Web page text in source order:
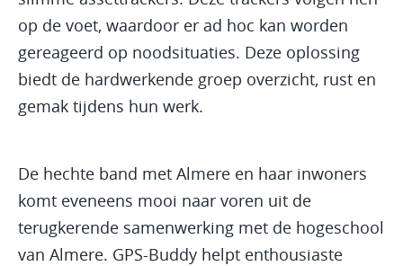
op de voet, waardoor er ad hoc kan worden
gereageerd op noodsituaties. Deze oplossing
biedt de hardwerkende groep overzicht, rust en
gemak tijdens hun werk.
De hechte band met Almere en haar inwoners
komt eveneens mooi naar voren uit de
terugkerende samenwerking met de hogeschool
van Almere. GPS-Buddy helpt enthousiaste